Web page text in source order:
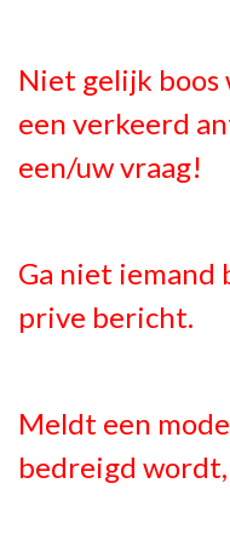
Niet gelijk boos
een verkeerd
een/uw vraag!
Ga niet iemand
prive bericht.
Meldt een
bedreigd